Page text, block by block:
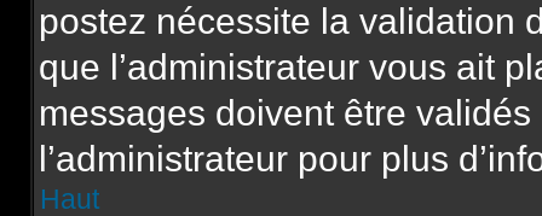
postez nécessite la validation
que l’administrateur vous ait
messages doivent être
l’administrateur pour plus
Haut